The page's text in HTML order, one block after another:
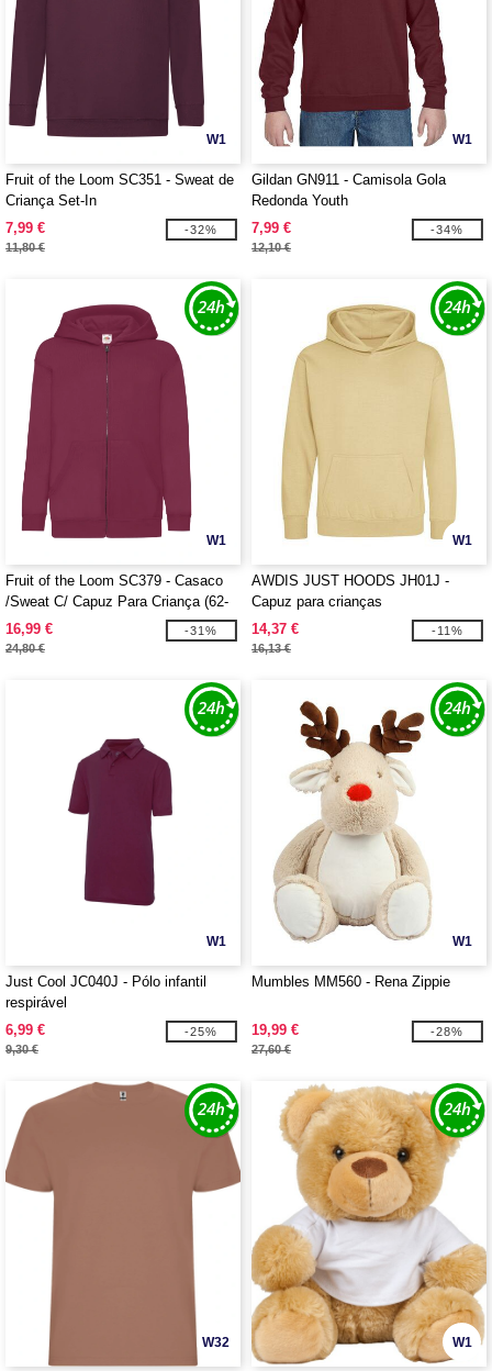
W1
Fruit of the Loom SC351 - Sweat de
Criança Set-In
7,99 €
11,80 €
-32%
W1
Gildan GN911 - Camisola Gola
Redonda Youth
7,99 €
12,10 €
-34%
W1
Fruit of the Loom SC379 - Casaco
/Sweat C/ Capuz Para Criança (62-
045-0)
16,99 €
24,80 €
-31%
W1
AWDIS JUST HOODS JH01J -
Capuz para crianças
14,37 €
16,13 €
-11%
W1
Just Cool JC040J - Pólo infantil
respirável
6,99 €
9,30 €
-25%
W1
Mumbles MM560 - Rena Zippie
19,99 €
27,60 €
-28%
W32 W1